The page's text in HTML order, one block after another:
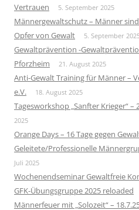
Vertrauen
5. September 2025
Männergewaltschutz – Männer
Opfer von Gewalt
5. September
Gewaltprävention -
Pforzheim
21. August 2025
Anti-Gewalt Training für Männer –
e.V.
18. August 2025
Tagesworkshop „Sanfter Krieger“ –
2025
Orange Days – 16 Tage gegen
Geleitete/Professionelle
Juli 2025
Wochenendseminar Gewaltfreie
GFK-Übungsgruppe 2025 reloaded
Männerfeuer mit „Solozeit“ –